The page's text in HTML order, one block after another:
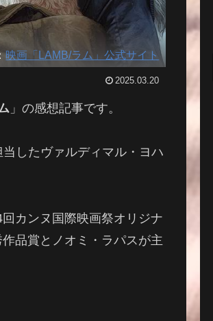
映画「LAMB/ラム」公式サイト
2025.03.20
」の感想記事です。
した ヴァルディマル・ヨハ
カンヌ国際映画祭オリジナ
品賞とノオミ・ラパスが主